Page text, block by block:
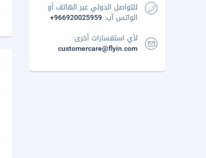
للتواصل الدولي عبر الهاتف أو
الواتس آب: +966920025959
لأي استفسارات أخرى:
customercare@flyin.com